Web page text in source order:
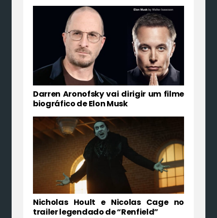
Darren Aronofsky vai dirigir um filme
biográfico de Elon Musk
Nicholas Hoult e Nicolas Cage no
trailer legendado de “Renfield”